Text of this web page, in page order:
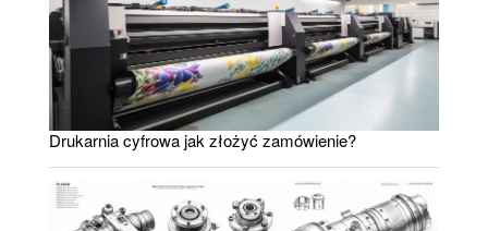
Drukarnia cyfrowa jak złożyć zamówienie?